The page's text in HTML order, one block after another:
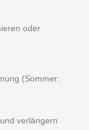
oder
(Sommer:
verlängern